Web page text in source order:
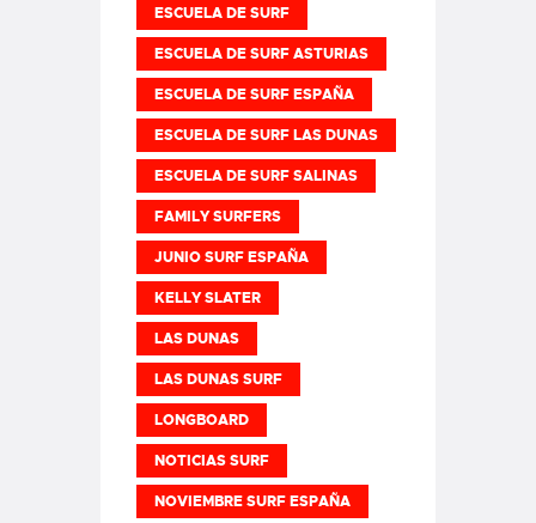
ESCUELA DE SURF
ESCUELA DE SURF ASTURIAS
ESCUELA DE SURF ESPAÑA
ESCUELA DE SURF LAS DUNAS
ESCUELA DE SURF SALINAS
FAMILY SURFERS
JUNIO SURF ESPAÑA
KELLY SLATER
LAS DUNAS
LAS DUNAS SURF
LONGBOARD
NOTICIAS SURF
NOVIEMBRE SURF ESPAÑA